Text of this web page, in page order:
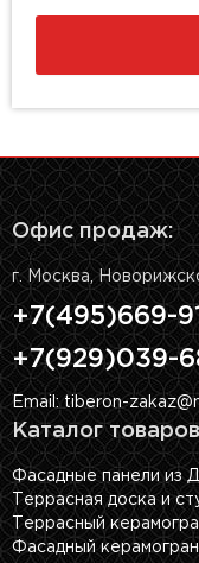
Офис продаж:
г. Москва,
+7(495)669-
+7(929)039-
Email: tiberon-
Каталог товаров
Фасадные панели из
Террасная доска и
Террасный
Фасадный